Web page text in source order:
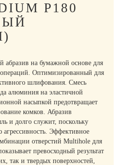
P180
абразив на бумажной основе для
Оптимизированный для
шлифования. Смесь
алюминия на эластичной
насыпкой предотвращает
комков. Абразив
и долго служит, поскольку
агрессивность. Эффективное
отверстий Multihole для
превосходный результат
так и твердых поверхностей,